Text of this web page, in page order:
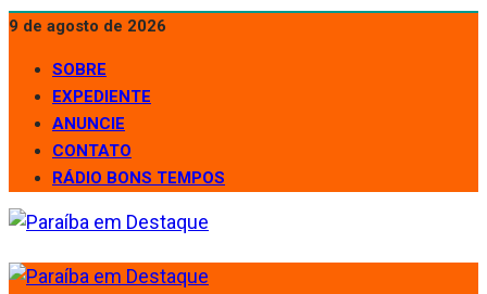
9 de agosto de 2026
SOBRE
EXPEDIENTE
ANUNCIE
CONTATO
RÁDIO BONS TEMPOS